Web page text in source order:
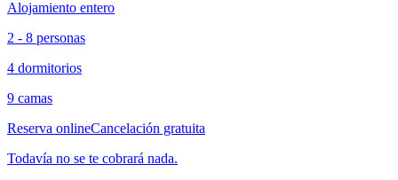
Alojamiento entero
2 - 8 personas
4 dormitorios
9 camas
Reserva onlineCancelación gratuita
Todavía no se te cobrará nada.